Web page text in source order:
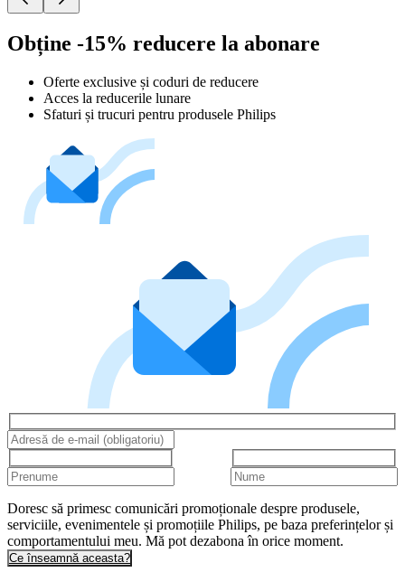
Obține -15% reducere la abonare
Oferte exclusive și coduri de reducere
Acces la reducerile lunare
Sfaturi și trucuri pentru produsele Philips
Doresc să primesc comunicări promoționale despre produsele,
serviciile, evenimentele și promoțiile Philips, pe baza preferințelor și
comportamentului meu. Mă pot dezabona în orice moment.
Ce înseamnă aceasta?